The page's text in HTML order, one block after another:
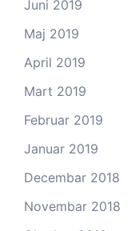
Juni 2019
Maj 2019
April 2019
Mart 2019
Februar 2019
Januar 2019
Decembar 2018
Novembar 2018